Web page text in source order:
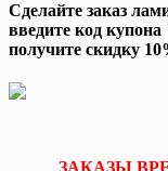
Сделайте заказ
введите код
получите скидку